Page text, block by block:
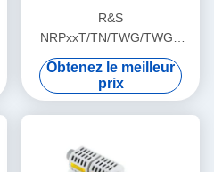
R&S
NRPxxT/TN/TWG/TWGN
Capteurs de puissance
thermique pour les
applications RF et micro-
ondes
Obtenez le meilleur
prix